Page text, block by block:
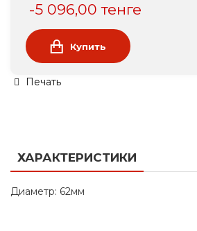
-5 096,00 тенге
Купить
Печать
ХАРАКТЕРИСТИКИ
Диаметр: 62мм